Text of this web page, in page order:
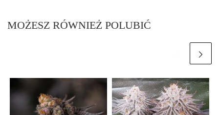
MOŻESZ RÓWNIEŻ POLUBIĆ